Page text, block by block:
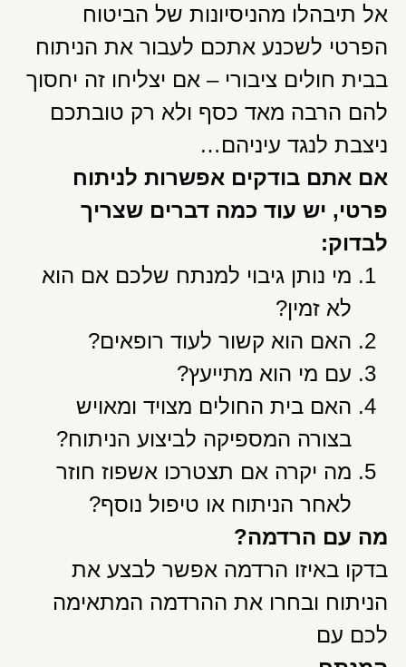
אל תיבהלו מהניסיונות של הביטוח
הפרטי לשכנע אתכם לעבור את הניתוח
בבית חולים ציבורי – אם יצליחו זה יחסוך
להם הרבה מאד כסף ולא רק טובתכם
ניצבת לנגד עיניהם…
אם אתם בודקים אפשרות לניתוח
פרטי, יש עוד כמה דברים שצריך
לבדוק:
מי נותן גיבוי למנתח שלכם אם הוא
לא זמין?
האם הוא קשור לעוד רופאים?
עם מי הוא מתייעץ?
האם בית החולים מצויד ומאויש
בצורה המספיקה לביצוע הניתוח?
מה יקרה אם תצטרכו אשפוז חוזר
לאחר הניתוח או טיפול נוסף?
מה עם הרדמה?
בדקו באיזו הרדמה אפשר לבצע את
הניתוח ובחרו את ההרדמה המתאימה
לכם עם